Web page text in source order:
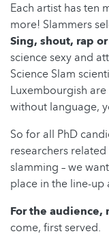
Each artist has ten
more! Slammers
Sing, shout, rap
science sexy and
Science Slam
Luxembourgish
without language,
So for all PhD
researchers
slamming – we
place in the line-up
For the audience,
come, first served.